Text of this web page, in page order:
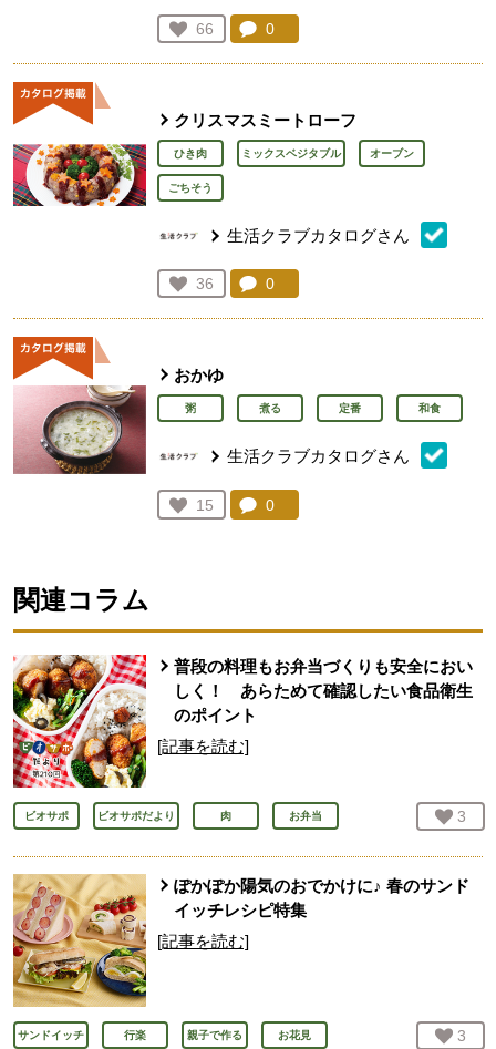
お気に入り登録：
66
人が登録
コメント：
0
クリスマスミートローフ
ひき肉 ミックスベジタブル オーブン
ごちそう
生活クラブカタログさん
お気に入り登録：
36
人が登録
コメント：
0
おかゆ
粥 煮る 定番 和食
生活クラブカタログさん
お気に入り登録：
15
人が登録
コメント：
0
関連コラム
普段の料理もお弁当づくりも安全におい
しく！ あらためて確認したい食品衛生
のポイント
[記事を読む]
ビオサポ ビオサポだより 肉 お弁当 お気
3
ぽかぽか陽気のおでかけに♪ 春のサンド
イッチレシピ特集
[記事を読む]
サンドイッチ 行楽 親子で作る お花見 お気
3